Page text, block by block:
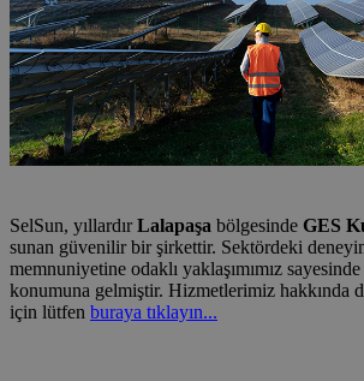
SelSun, yıllardırLalapaşa bölgesinde GES
sunan güvenilir bir şirkettir. Sektördeki
memnuniyetine odaklı yaklaşımımız
konumuna gelmiştir. Hizmetlerimiz hakkında
için lütfen buraya tıklayın...